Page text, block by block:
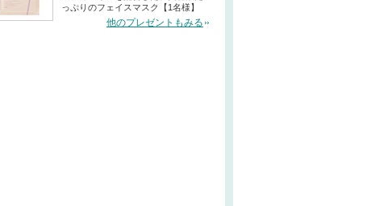
っぷりのフェイスマスク【1名様】
他のプレゼントもみる